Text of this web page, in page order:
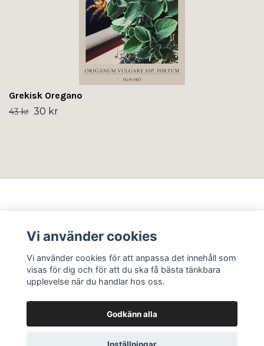
Grekisk Oregano
43 kr 30 kr
Sociala medier
© 2026 Flos Frö AB
Vi använder cookies
Vi använder cookies för att anpassa det innehåll som
visas för dig och för att du ska få bästa tänkbara
upplevelse när du handlar hos oss.
Godkänn alla